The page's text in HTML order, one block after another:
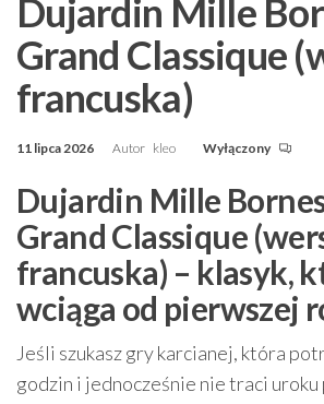
Dujardin Mille
Grand Classique
francuska)
11 lipca 2026 Autor kleo Wyłączony
Dujardin Mille
Grand Classique
francuska) – klasyk,
wciąga od pierwszej
Jeśli szukasz gry karcianej, która
godzin i jednocześnie nie traci uroku